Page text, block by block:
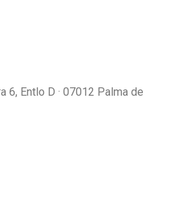
6, Entlo D · 07012 Palma de